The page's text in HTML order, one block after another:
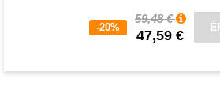
-20%
59,48 €
47,59 €